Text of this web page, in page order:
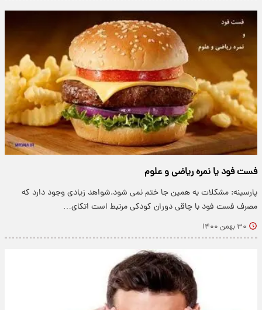
فست فود یا نمره ریاضی و علوم
پارسینه: مشکلات به همین جا ختم نمی شود.شواهد زیادی وجود دارد که
مصرف فست فود با چاقی دوران کودکی مرتبط است اتکای…
۳۰ بهمن ۱۴۰۰